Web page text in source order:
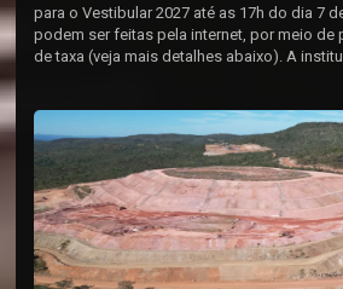
para o Vestibular 2027 até as 17h do dia 7
podem ser feitas pela internet, por meio de
de taxa (veja mais detalhes abaixo). A